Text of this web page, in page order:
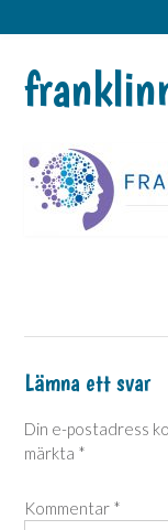
Lämna ett svar
Din e-postadress
märkta *
Kommentar *